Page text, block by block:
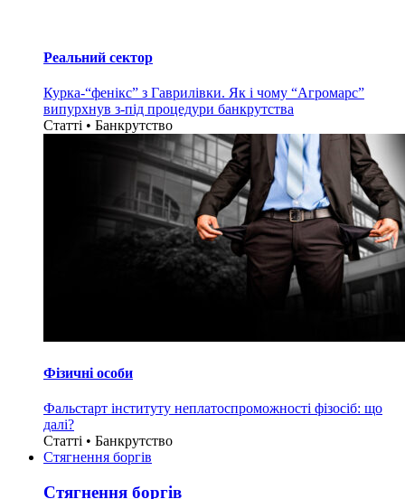
Реальний сектор
Курка-“фенікс” з Гаврилівки. Як і чому “Агромарс”
випурхнув з-під процедури банкрутства
Статті • Банкрутство
Фізичні особи
Фальстарт інституту неплатоспроможності фізосіб: що
далі?
Статті • Банкрутство
Стягнення боргiв
Стягнення боргiв